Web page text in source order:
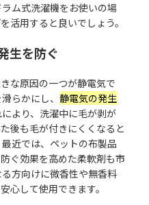
ム式洗濯機をお使いの場
活用すると良いでしょう。
生を防ぐ
な原因の一つが静電気で
らかにし、 静電気の発生
より、洗濯中に毛が剥が
後も毛が付きにくくなると
近では、ペットの布製品
ぐ効果を高めた柔軟剤も市
方向けに微香性や無香料
心して使用できます。